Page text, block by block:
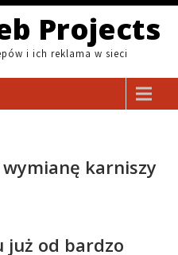
Projects
i ich reklama w sieci
karniszy
już od bardzo